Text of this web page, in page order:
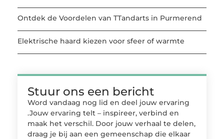
Ontdek de Voordelen van TTandarts in Purmerend
Elektrische haard kiezen voor sfeer of warmte
Stuur ons een bericht
Word vandaag nog lid en deel jouw ervaring
.Jouw ervaring telt – inspireer, verbind en
maak het verschil. Door jouw verhaal te delen,
draag je bij aan een gemeenschap die elkaar